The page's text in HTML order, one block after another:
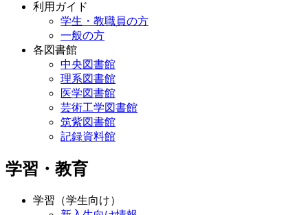
利用ガイド
学生・教職員の方
一般の方
各図書館
中央図書館
理系図書館
医学図書館
芸術工学図書館
筑紫図書館
記録資料館
学習・教育
学習（学生向け）